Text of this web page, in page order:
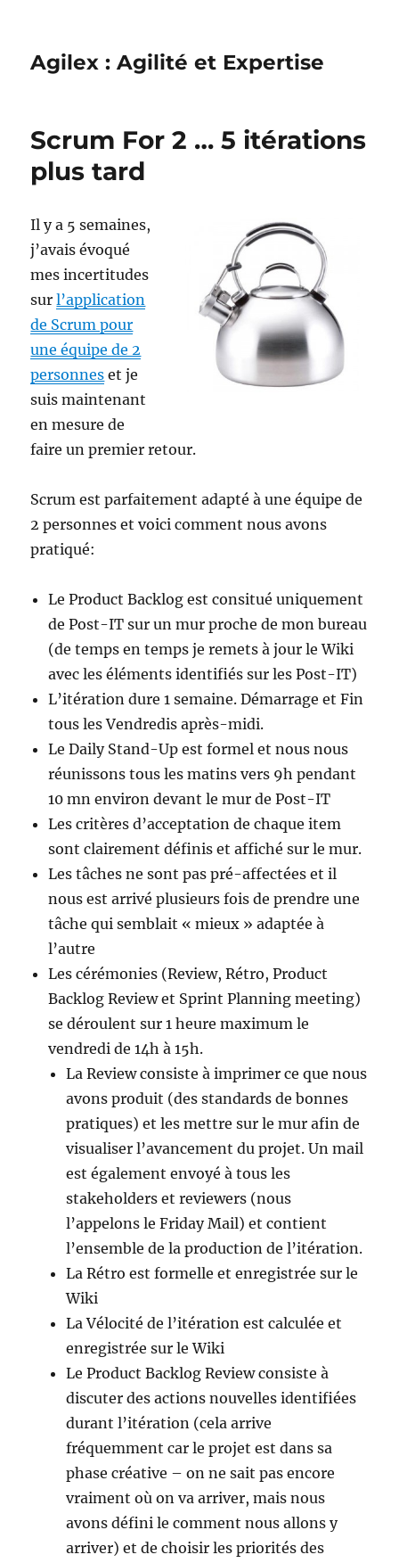
Agilex : Agilité et Expertise
Scrum For 2 … 5 itérations
plus tard
Il y a 5 semaines,
j’avais évoqué
mes incertitudes
surl’application
de Scrum pour
une équipe de 2
personnes et je
suis maintenant
en mesure de
faire un premier retour.
Scrum est parfaitement adapté à une équipe de
2 personnes et voici comment nous avons
pratiqué:
Le Product Backlog est consitué uniquement
de Post-IT sur un mur proche de mon bureau
(de temps en temps je remets à jour le Wiki
avec les éléments identifiés sur les Post-IT)
L’itération dure 1 semaine. Démarrage et Fin
tous les Vendredis après-midi.
Le Daily Stand-Up est formel et nous nous
réunissons tous les matins vers 9h pendant
10 mn environ devant le mur de Post-IT
Les critères d’acceptation de chaque item
sont clairement définis et affiché sur le mur.
Les tâches ne sont pas pré-affectées et il
nous est arrivé plusieurs fois de prendre une
tâche qui semblait « mieux » adaptée à
l’autre
Les cérémonies (Review, Rétro, Product
Backlog Review et Sprint Planning meeting)
se déroulent sur 1 heure maximum le
vendredi de 14h à 15h.
La Review consiste à imprimer ce que nous
avons produit (des standards de bonnes
pratiques) et les mettre sur le mur afin de
visualiser l’avancement du projet. Un mail
est également envoyé à tous les
stakeholders et reviewers (nous
l’appelons le Friday Mail) et contient
l’ensemble de la production de l’itération.
La Rétro est formelle et enregistrée sur le
Wiki
La Vélocité de l’itération est calculée et
enregistrée sur le Wiki
Le Product Backlog Review consiste à
discuter des actions nouvelles identifiées
durant l’itération (cela arrive
fréquemment car le projet est dans sa
phase créative – on ne sait pas encore
vraiment où on va arriver, mais nous
avons défini le comment nous allons y
arriver) et de choisir les priorités des